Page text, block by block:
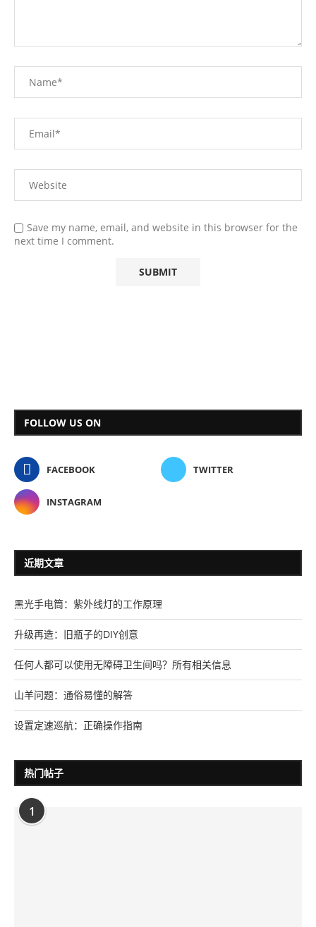
Save my name, email, and website in this browser for the
next time I comment.
FOLLOW US ON
FACEBOOK TWITTER
INSTAGRAM
近期文章
黑光手电筒：紫外线灯的工作原理
升级再造：旧瓶子的DIY创意
任何人都可以使用无障碍卫生间吗？所有相关信息
山羊问题：通俗易懂的解答
设置定速巡航：正确操作指南
热门帖子
1